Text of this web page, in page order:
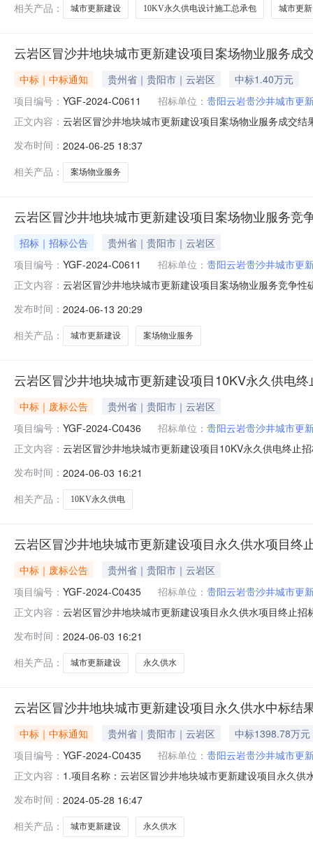
相关产品：
城市更新建设 10KV永久供电设计施工总承包 城市更新
云岩区冒沙井地块城市更新建设项目案场物业服务成
中标｜中标通知 贵州省｜贵阳市｜云岩区
中标1.40万元
项目编号： YGF-2024-C0611 招标单位： 贵阳云岩贵沙井城市更
正文内容： 云岩区冒沙井地块城市更新建设项目案场物业服务成交
员包干单价：8396.89元/人·月。（3）秩序部人员包干
发布时间： 2024-06-25 18:37
相关产品：
案场物业服务
云岩区冒沙井地块城市更新建设项目案场物业服务竞
招标｜招标公告
贵州省｜贵阳市｜云岩区
项目编号： YGF-2024-C0611 招标单位： 贵阳云岩贵沙井城市更
正文内容： 云岩区冒沙井地块城市更新建设项目案场物业服务竞争
预算及最高限价：本项目为单价招标，具体单价详见磋
件获取时间：2
发布时间： 2024-06-13 20:29
相关产品：
城市更新建设 案场物业服务
云岩区冒沙井地块城市更新建设项目10KV永久供电
中标｜废标公告
贵州省｜贵阳市｜云岩区
项目编号： YGF-2024-C0436 招标单位： 贵阳云岩贵沙井城市更
正文内容： 云岩区冒沙井地块城市更新建设项目10KV永久供电终止
更，本次招标项目终止。三、凡对本次公告内容提出询
心6栋7
发布时间： 2024-06-03 16:21
相关产品：
10KV永久供电
云岩区冒沙井地块城市更新建设项目永久供水项目终
中标｜废标公告
贵州省｜贵阳市｜云岩区
项目编号： YGF-2024-C0435 招标单位： 贵阳云岩贵沙井城市更
正文内容： 云岩区冒沙井地块城市更新建设项目永久供水项目终止
次招标项目终止。三、凡对本次公告内容提出询问，请
楼联系人：赵
发布时间： 2024-06-03 16:21
相关产品：
城市更新建设 永久供水
云岩区冒沙井地块城市更新建设项目永久供水中标结
中标｜中标通知 贵州省｜贵阳市｜云岩区
中标1398.78万元
项目编号： YGF-2024-C0435 招标单位： 贵阳云岩贵沙井城市更
正文内容： 1.项目名称：云岩区冒沙井地块城市更新建设项目永久
业利达电子招投标平台8.评审日期：2024年05月22日9.
发布时间： 2024-05-28 16:47
相关产品：
城市更新建设 永久供水